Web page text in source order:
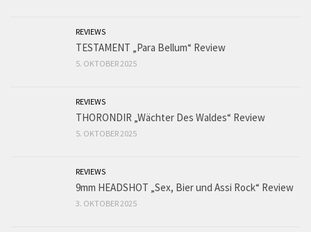
REVIEWS
TESTAMENT „Para Bellum“ Review
5. OKTOBER 2025
REVIEWS
THORONDIR „Wächter Des Waldes“ Review
5. OKTOBER 2025
REVIEWS
9mm HEADSHOT „Sex, Bier und Assi Rock“ Review
3. OKTOBER 2025